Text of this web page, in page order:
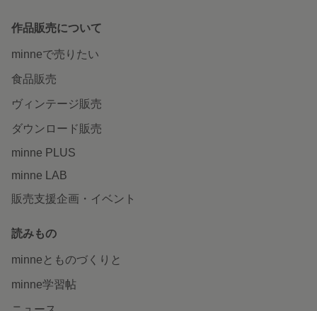
作品販売について
minneで売りたい
食品販売
ヴィンテージ販売
ダウンロード販売
minne PLUS
minne LAB
販売支援企画・イベント
読みもの
minneとものづくりと
minne学習帖